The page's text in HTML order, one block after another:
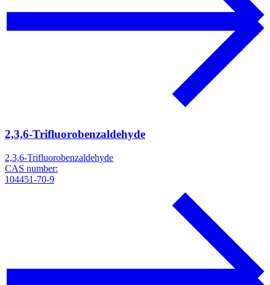
2,3,6-Trifluorobenzaldehyde
2,3,6-Trifluorobenzaldehyde
CAS number:
104451-70-9